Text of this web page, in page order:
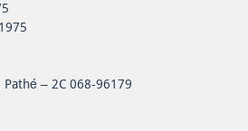
– 2C 068-96179